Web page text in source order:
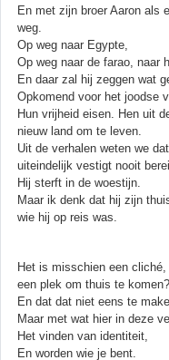
En met zijn broer Aaron als
weg.
Op weg naar Egypte,
Op weg naar de farao, naar
En daar zal hij zeggen wat
Opkomend voor het joodse
Hun vrijheid eisen. Hen uit
nieuw land om te leven.
Uit de verhalen weten we
uiteindelijk vestigt nooit
Hij sterft in de woestijn.
Maar ik denk dat hij zijn
wie hij op reis was.
Het is misschien een
een plek om thuis te komen?
En dat dat niet eens te
Maar met wat hier in deze
Het vinden van identiteit,
En worden wie je bent.